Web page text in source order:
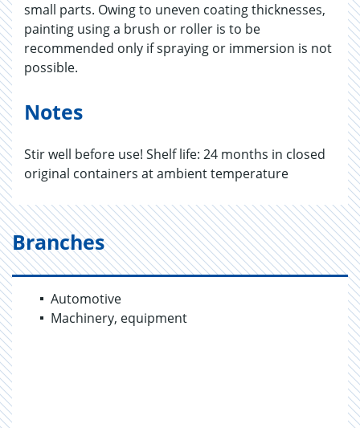
small parts. Owing to uneven coating thicknesses,
painting using a brush or roller is to be
recommended only if spraying or immersion is not
possible.
Notes
Stir well before use! Shelf life: 24 months in closed
original containers at ambient temperature
Branches
Automotive
Machinery, equipment